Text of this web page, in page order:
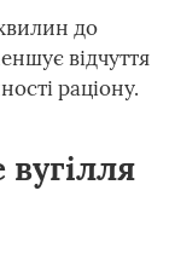
до
відчуття
раціону.